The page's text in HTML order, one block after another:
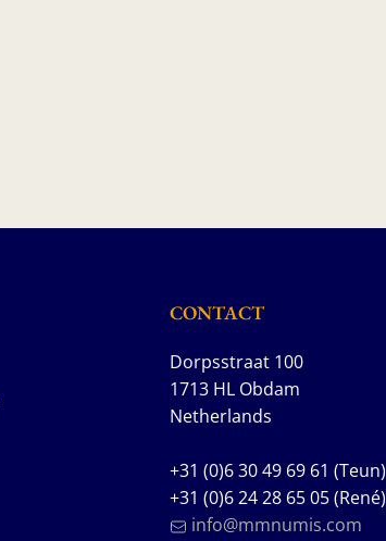
CONTACT
Dorpsstraat 100
1713 HL Obdam
Netherlands
+31 (0)6 30 49 69 61 (Teun)
+31 (0)6 24 28 65 05 (René)
info@mmnumis.com